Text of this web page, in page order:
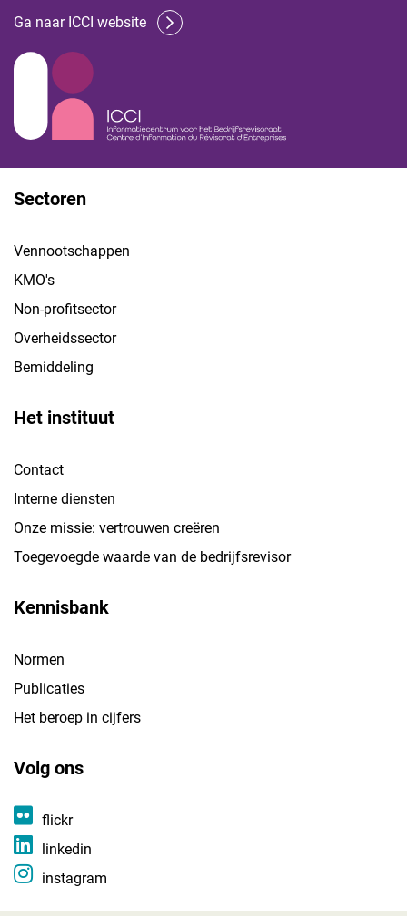
Ga naar ICCI website
Sectoren
Vennootschappen
KMO's
Non-profitsector
Overheidssector
Bemiddeling
Het instituut
Contact
Interne diensten
Onze missie: vertrouwen creëren
Toegevoegde waarde van de bedrijfsrevisor
Kennisbank
Normen
Publicaties
Het beroep in cijfers
Volg ons
flickr
linkedin
instagram